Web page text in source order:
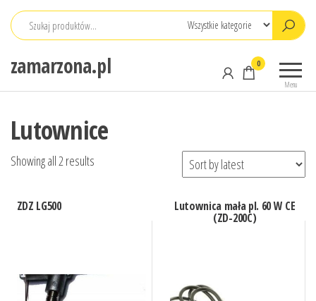
Przejdź
zamarzona.pl
Menu
0
Lutownice
Showing all 2 results
ZDZ LG500 Lutownica mała pl. 60 W CE
(ZD-200C)